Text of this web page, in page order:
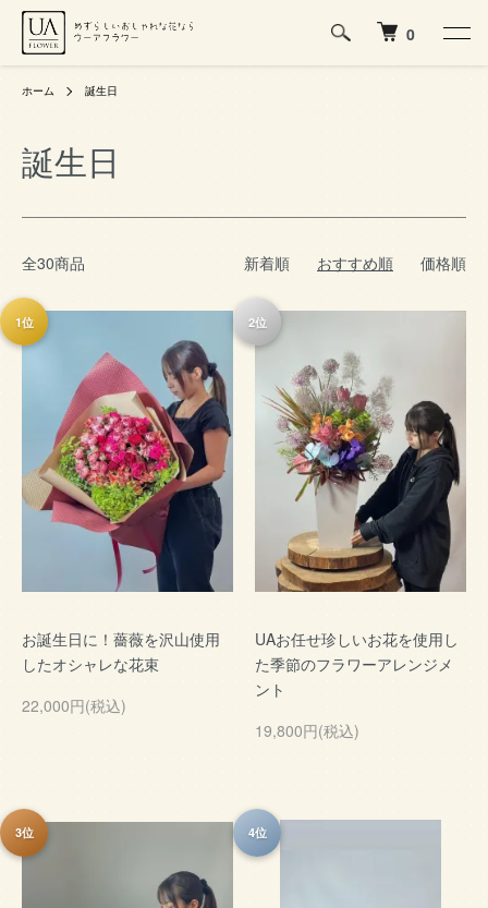
0
ホーム 誕生日
誕生日
全30商品 新着順 おすすめ順 価格順
お誕生日に！薔薇を沢山使用
したオシャレな花束
22,000円(税込)
1位
UAお任せ珍しいお花を使用し
た季節のフラワーアレンジメ
ント
19,800円(税込)
2位
3位 4位